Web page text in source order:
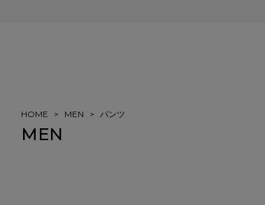
HOME MEN パンツ
MEN